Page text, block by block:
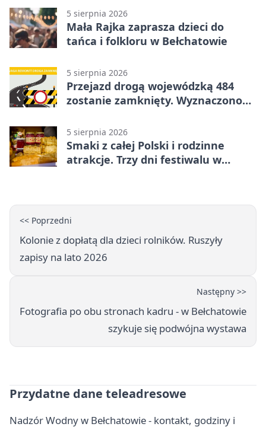
5 sierpnia 2026
Mała Rajka zaprasza dzieci do
tańca i folkloru w Bełchatowie
5 sierpnia 2026
Przejazd drogą wojewódzką 484
zostanie zamknięty. Wyznaczono
5 sierpnia 2026
Smaki z całej Polski i rodzinne
atrakcje. Trzy dni festiwalu w
<< Poprzedni
Kolonie z dopłatą dla dzieci rolników. Ruszyły
zapisy na lato 2026
Następny >>
Fotografia po obu stronach kadru - w Bełchatowie
szykuje się podwójna wystawa
Przydatne dane teleadresowe
Nadzór Wodny w Bełchatowie - kontakt, godziny i